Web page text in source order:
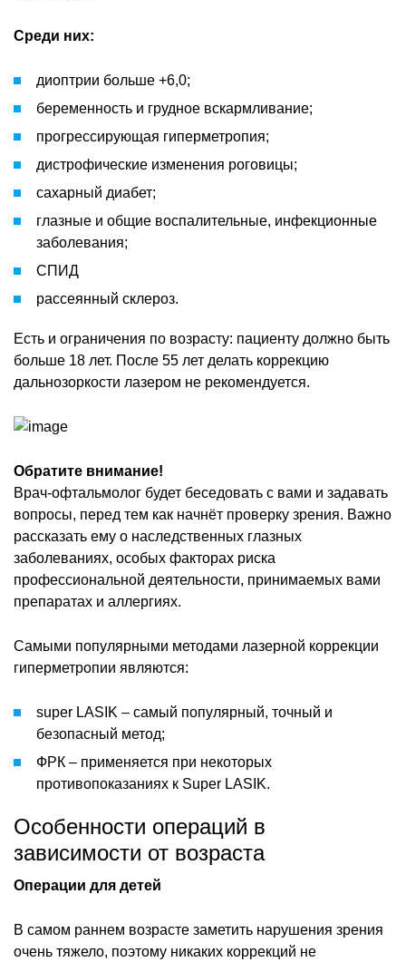
Среди них:
диоптрии больше +6,0;
беременность и грудное вскармливание;
прогрессирующая гиперметропия;
дистрофические изменения роговицы;
сахарный диабет;
глазные и общие воспалительные, инфекционные
заболевания;
СПИД
рассеянный склероз.
Есть и ограничения по возрасту: пациенту должно быть
больше 18 лет. После 55 лет делать коррекцию
дальнозоркости лазером не рекомендуется.
Обратите внимание!
Врач-офтальмолог будет беседовать с вами и задавать
вопросы, перед тем как начнёт проверку зрения. Важно
рассказать ему о наследственных глазных
заболеваниях, особых факторах риска
профессиональной деятельности, принимаемых вами
препаратах и аллергиях.
Самыми популярными методами лазерной коррекции
гиперметропии являются:
super LASIK – самый популярный, точный и
безопасный метод;
ФРК – применяется при некоторых
противопоказаниях к Super LASIK.
Особенности операций в
зависимости от возраста
Операции для детей
В самом раннем возрасте заметить нарушения зрения
очень тяжело, поэтому никаких коррекций не